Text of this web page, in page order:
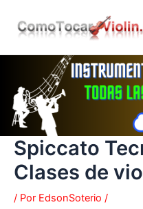
Spiccato
Clases de
/ Por EdsonSoterio /